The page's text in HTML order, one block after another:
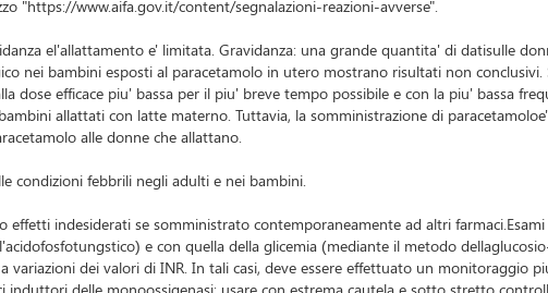
"https://www.aifa.gov.it/content/segnalazioni-reazioni-avverse".
el'allattamento e' limitata. Gravidanza: una grande quantita' di datisulle
nei bambini esposti al paracetamolo in utero mostrano risultati non conclusivi.
dose efficace piu' bassa per il piu' breve tempo possibile e con la piu' bassa
allattati con latte materno. Tuttavia, la somministrazione di
alle donne che allattano.
condizioni febbrili negli adulti e nei bambini.
indesiderati se somministrato contemporaneamente ad altri
e con quella della glicemia (mediante il metodo
variazioni dei valori di INR. In tali casi, deve essere effettuato un monitoraggio